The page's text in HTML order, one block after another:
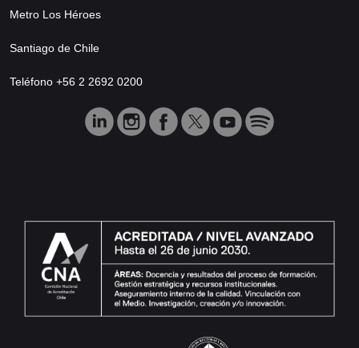
Metro Los Héroes
Santiago de Chile
Teléfono +56 2 2692 0200